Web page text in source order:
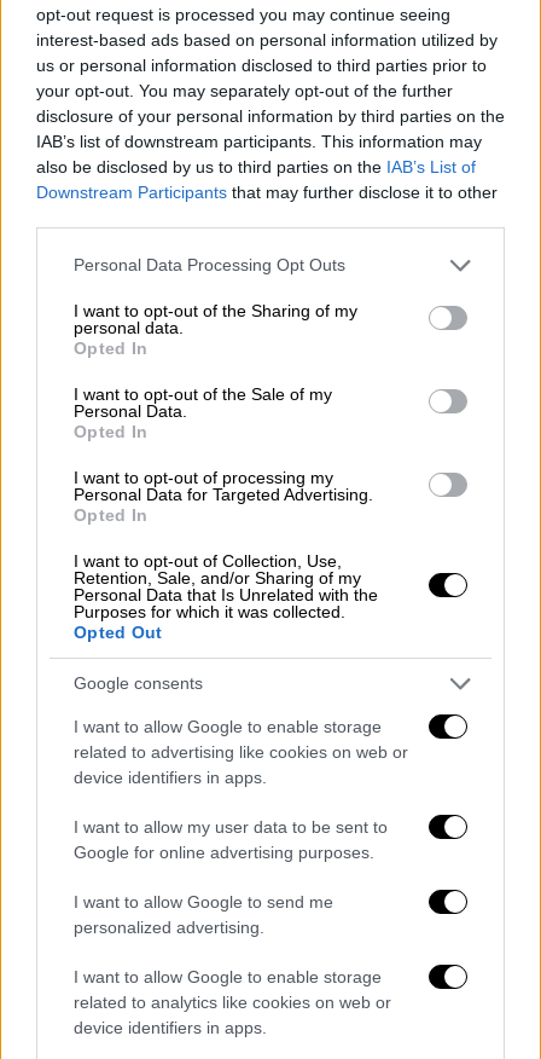
opt-out request is processed you may continue seeing
interest-based ads based on personal information utilized by
us or personal information disclosed to third parties prior to
your opt-out. You may separately opt-out of the further
disclosure of your personal information by third parties on the
IAB’s list of downstream participants. This information may
also be disclosed by us to third parties on the IAB’s List of
Downstream Participants that may further disclose it to other
Please note that this website/app uses one or more Google
not limited to your visit or usage behaviour. You may click to
grant or deny consent to Google and its third-party tags to
use your data for below specified purposes in below Google
consent section.
Personal Data Processing Opt Outs
I want to opt-out of the Sharing of my
personal data.
Opted In
I want to opt-out of the Sale of my
Personal Data.
Opted In
I want to opt-out of processing my
Personal Data for Targeted Advertising.
Opted In
I want to opt-out of Collection, Use,
Retention, Sale, and/or Sharing of my
Personal Data that Is Unrelated with the
Purposes for which it was collected.
Opted Out
Google consents
I want to allow Google to enable storage
related to advertising like cookies on web or
device identifiers in apps.
I want to allow my user data to be sent to
Google for online advertising purposes.
I want to allow Google to send me
personalized advertising.
I want to allow Google to enable storage
related to analytics like cookies on web or
device identifiers in apps.
«Είδα τον κ. Τσίπρα να περιοδεύει χθες στο
Αιγάλεω και να τάζει σε λίγους
ηλικιωμένους συνταξιούχους οι οποίοι είχαν
μαζευτεί να τον ακούσουν, τι; Ότι θα
διορθώσει, λέει, τις αδικίες του νόμου
Κατρούγκαλου που αυτός ψήφισε. Πόσο
αυτούς οι οποίοι γνωρίζουν τι πέρασαν
τέσσερα χρόνια, τέσσερα χρόνια από την
κυβέρνηση ΣΥΡΙΖΑ, όπως το γνωρίζουν όλοι
οι Έλληνες πολίτες.
Και γνωρίζουν και συγκρίνουν σήμερα.Και
ξέρουν τι πέρασε η Ελλάδα από το 2015
μέχρι το 2019 και γνωρίζουν ότι αυτή η
Δημοκρατίας, είναι η παράταξη που
επιστρέψει στη μεσαία τάξη αυτά που σας
πήρε ο ΣΥΡΙΖΑ. Και το κάναμε πράξη.
Καθώς λοιπόν, φίλες και φίλοι, πλησιάζουμε
πια στις εκλογές του 2023, θέλω να σας